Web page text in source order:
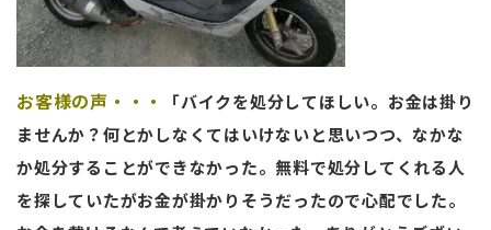
お客様の声・・・
「バイクを処分してほしい。お金は掛り
ませんか？何とかしなくてはいけないと思いつつ、なかな
か処分することができなかった。無料で処分してくれる人
を探していたがお金が掛かりそうだったので心配でした。